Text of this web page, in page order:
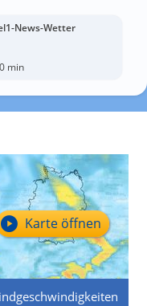
News-Wetter
min
Karte öffnen